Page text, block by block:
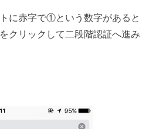
に赤字で①という数字があると
クリックして二段階認証へ進み